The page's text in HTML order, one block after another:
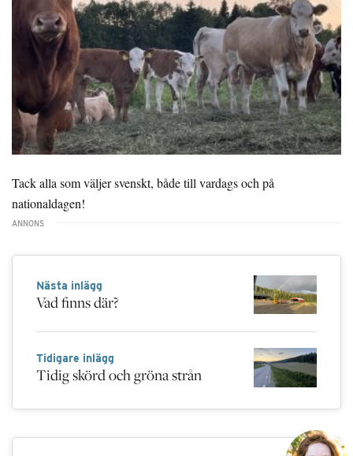
Tack alla som väljer svenskt, både till vardags och på
nationaldagen!
Nästa inlägg
Vad finns där?
Tidigare inlägg
Tidig skörd och gröna strån